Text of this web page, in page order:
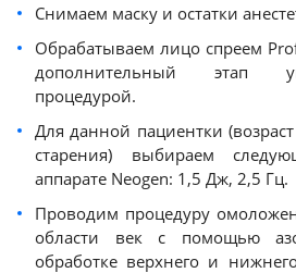
Снимаем маску и остатки
Обрабатываем лицо спреем
дополнительный этап
процедурой.
Для данной пациентки
старения) выбираем
аппарате Neogen: 1,5 Дж, 2,5 Гц.
Проводим процедуру
области век с помощью
обработке верхнего и